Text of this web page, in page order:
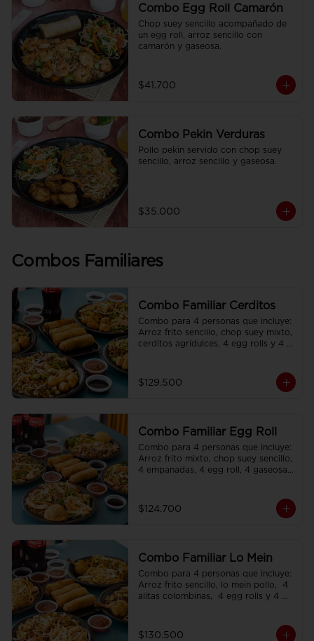
Combo Egg Roll Camarón
Chop suey sencillo acompañado de
un egg roll, arroz sencillo con
camarón y gaseosa.
$41.700
Combo Pekin Verduras
Pollo pekin servido con chop suey
sencillo, arroz sencillo y gaseosa.
$35.000
Combos Familiares
Combo Familiar Cerditos
Combo para 4 personas que incluye:
Arroz frito sencillo, chop suey mixto,
cerditos agridulces, 4 egg rolls y 4
$129.500
Combo Familiar Egg Roll
Combo para 4 personas que incluye:
Arroz frito mixto, chop suey sencillo,
4 empanadas, 4 egg roll, 4 gaseosas,
$124.700
Combo Familiar Lo Mein
Combo para 4 personas que incluye:
Arroz frito sencillo, lo mein pollo,  4
alitas colombinas,  4 egg rolls y 4
$130.500